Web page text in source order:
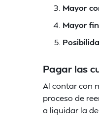
Mayor
Mayor
Pagar las
Al contar con
proceso de
a liquidar la